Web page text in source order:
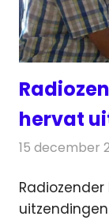
hervat
15 december